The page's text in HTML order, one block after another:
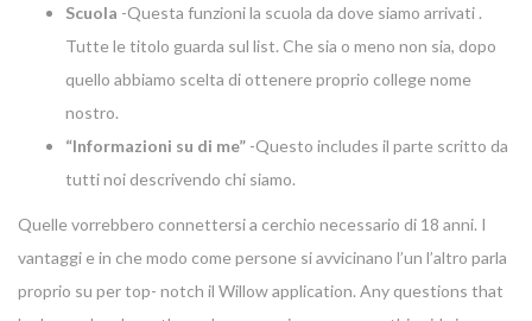
Scuola -Questa funzioni la scuola da dove siamo arrivati ​​.
Tutte le titolo guarda sul list. Che sia o meno non sia, dopo
quello abbiamo scelta di ottenere proprio college nome
nostro.
“Informazioni su di me” -Questo includes il parte scritto da
tutti noi descrivendo chi siamo.
Quelle vorrebbero connettersi a cerchio necessario di 18 anni. I
vantaggi e in che modo come persone si avvicinano l’un l’altro parla
proprio su per top- notch il Willow application. Any questions that